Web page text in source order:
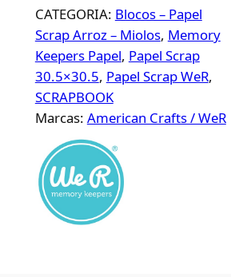
CATEGORIA: Blocos – Papel
Scrap Arroz – Miolos, Memory
Keepers Papel, Papel Scrap
30.5×30.5, Papel Scrap WeR
SCRAPBOOK
Marcas: American Crafts / WeR